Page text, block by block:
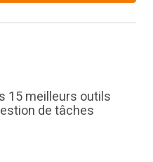
15 meilleurs outils
de tâches